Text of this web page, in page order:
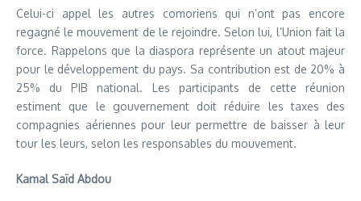
Celui-ci appel les autres comoriens qui n’ont pas encore
regagné le mouvement de le rejoindre. Selon lui, l’Union fait la
force. Rappelons que la diaspora représente un atout majeur
pour le développement du pays. Sa contribution est de 20% à
25% du PIB national. Les participants de cette réunion
estiment que le gouvernement doit réduire les taxes des
compagnies aériennes pour leur permettre de baisser à leur
tour les leurs, selon les responsables du mouvement.
Kamal Saïd Abdou